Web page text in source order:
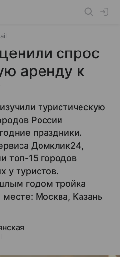
спрос
аренду к
туристическую
России
праздники.
Домклик24,
топ-15 городов
у туристов.
годом тройка
месте: Москва, Казань